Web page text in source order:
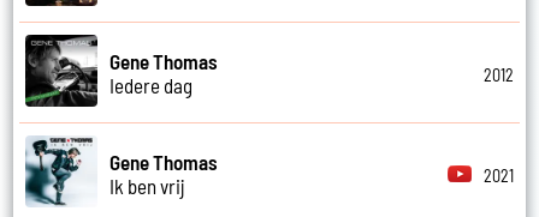
Gene Thomas
Iedere dag
2012
Gene Thomas
Ik ben vrij
2021